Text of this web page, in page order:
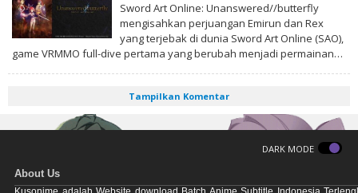
Sword Art Online: Unanswered//butterfly
mengisahkan perjuangan Emirun dan Rex
yang terjebak di dunia Sword Art Online (SAO),
game VRMMO full-dive pertama yang berubah menjadi permainan…
Tampilkan Komentar
DARK MODE
About Us